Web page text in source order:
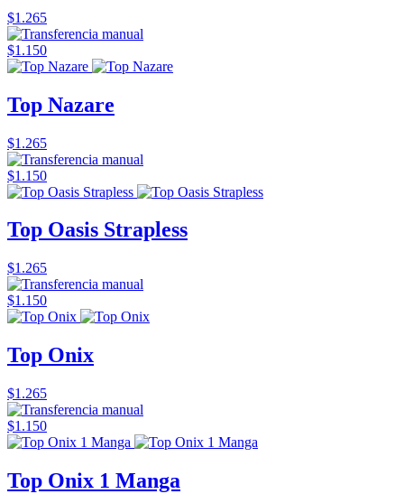
$1.265
$1.150
Top Nazare
$1.265
$1.150
Top Oasis Strapless
$1.265
$1.150
Top Onix
$1.265
$1.150
Top Onix 1 Manga